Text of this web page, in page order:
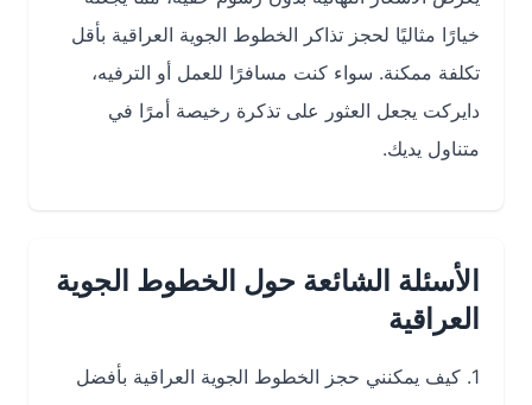
خيارًا مثاليًا لحجز تذاكر الخطوط الجوية العراقية بأقل
تكلفة ممكنة. سواء كنت مسافرًا للعمل أو الترفيه،
دايركت يجعل العثور على تذكرة رخيصة أمرًا في
متناول يديك.
الأسئلة الشائعة حول الخطوط الجوية
العراقية
1. كيف يمكنني حجز الخطوط الجوية العراقية بأفضل